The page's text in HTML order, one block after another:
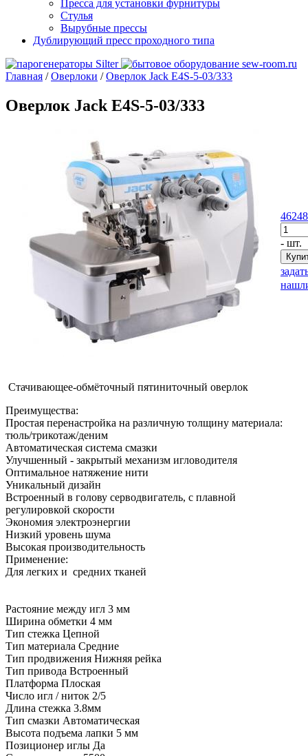
Пресса для установки фурнитуры
Стулья
Вырубные прессы
Дублирующий пресс проходного типа
Главная /Оверлоки /Оверлок Jack E4S-5-03/333
Оверлок Jack E4S-5-03/333
46248
- шт.
Стачивающее-обмёточный пятиниточный оверлок
Преимущества:
Простая перенастройка на различную толщину материала:
тюль/трикотаж/деним
Автоматическая система смазки
Улучшенный - закрытый механизм игловодителя
Оптимальное натяжение нити
Уникальный дизайн
Встроенный в голову серводвигатель, с плавной
регулировкой скорости
Экономия электроэнергии
Низкий уровень шума
Высокая производительность
Применение:
Для легких и средних тканей
Растояние между игл 3 мм
Ширина обметки 4 мм
Тип стежка Цепной
Тип материала Средние
Тип продвижения Нижняя рейка
Тип привода Встроенный
Платформа Плоская
Число игл / ниток 2/5
Длина стежка 3.8мм
Тип смазки Автоматическая
Высота подъема лапки 5 мм
Позиционер иглы Да